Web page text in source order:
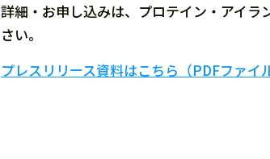
詳細・お申し込みは、プロテイン・アイ
さい。
プレスリリース資料はこちら（PDFファイ